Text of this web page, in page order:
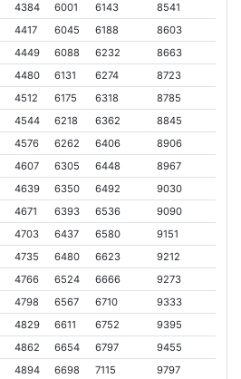
4384 6001 6143
8541
4417 6045 6188
8603
4449 6088 6232
8663
4480 6131 6274
8723
4512 6175 6318
8785
4544 6218 6362
8845
4576 6262 6406
8906
4607 6305 6448
8967
4639 6350 6492
9030
4671 6393 6536
9090
4703 6437 6580
9151
4735 6480 6623
9212
4766 6524 6666
9273
4798 6567 6710
9333
4829 6611 6752
9395
4862 6654 6797
9455
4894 6698 7115
9797